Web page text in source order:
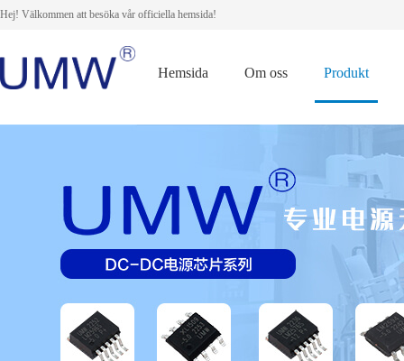
Hej! Välkommen att besöka vår officiella hemsida!
Hemsida Om oss Produkt